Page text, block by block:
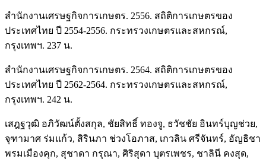
สำนักงานเศรษฐกิจการเกษตร. 2556. สถิติการเกษตรของ
ประเทศไทย ปี 2554-2556. กระทรวงเกษตรและสหกรณ์,
กรุงเทพฯ. 237 น.
สำนักงานเศรษฐกิจการเกษตร. 2564. สถิติการเกษตรของ
ประเทศไทย ปี 2562-2564. กระทรวงเกษตรและสหกรณ์,
กรุงเทพฯ. 242 น.
เสฎฐวุฒิ อภิวัฒน์ตั้งสกุล, ชัยสิทธิ์ ทองจู, ธวัชชัย อินทร์บุญช่วย,
จุฑามาศ ร่มแก้ว, สิรินภา ช่วงโอภาส, เกวลิน ศรีจันทร์, อัญธิชา
พรมเมืองคุก, สุชาดา กรุณา, ศิริสุดา บุตรเพชร, ชาลินี คงสุด,